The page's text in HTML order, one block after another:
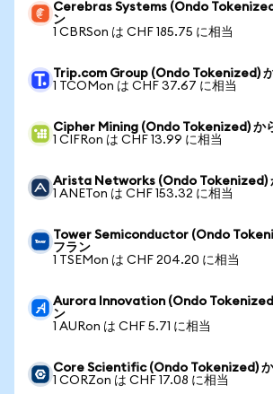
Cerebras Systems (Ondo
ン
1 CBRSon は CHF 185.75 に相当
Trip.com Group (Ondo Tokenized)
1 TCOMon は CHF 37.67 に相当
Cipher Mining (Ondo Tokenized) か
1 CIFRon は CHF 13.99 に相当
Arista Networks (Ondo Tokenized)
1 ANETon は CHF 153.32 に相当
Tower Semiconductor (Ondo
フラン
1 TSEMon は CHF 204.20 に相当
Aurora Innovation (Ondo
ン
1 AURon は CHF 5.71 に相当
Core Scientific (Ondo Tokenized) か
1 CORZon は CHF 17.08 に相当